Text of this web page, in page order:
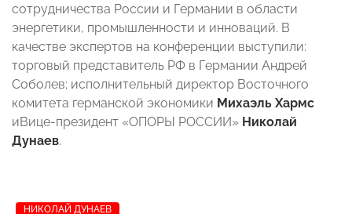
сотрудничества России и Германии в области
энергетики, промышленности и инноваций. В
качестве экспертов на конференции выступили:
торговый представитель РФ в Германии Андрей
Соболев; исполнительный директор Восточного
комитета германской экономики Михаэль Хармс
иВице-президент «ОПОРЫ РОССИИ» Николай
Дунаев.
НИКОЛАЙ ДУНАЕВ